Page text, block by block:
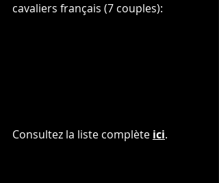
cavaliers français (7 couples):
Consultez la liste complète ici.